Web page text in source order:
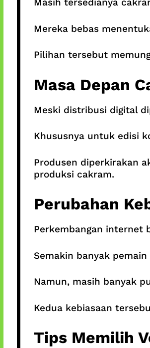
Masih tersedianya
Mereka bebas
Pilihan tersebut
Masa Depan
Meski distribusi digital
Khususnya untuk edisi
Produsen diperkirakan
produksi cakram.
Perubahan
Perkembangan internet
Semakin banyak
Namun, masih banyak
Kedua kebiasaan
Tips Memilih